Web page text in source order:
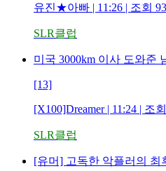
유진★아빠 | 11:26 | 조회
SLR클럽
미국 3000km 이사 도와준
[13]
[X100]Dreamer | 11:24 | 조
SLR클럽
[유머] 고독한 악플러의 최